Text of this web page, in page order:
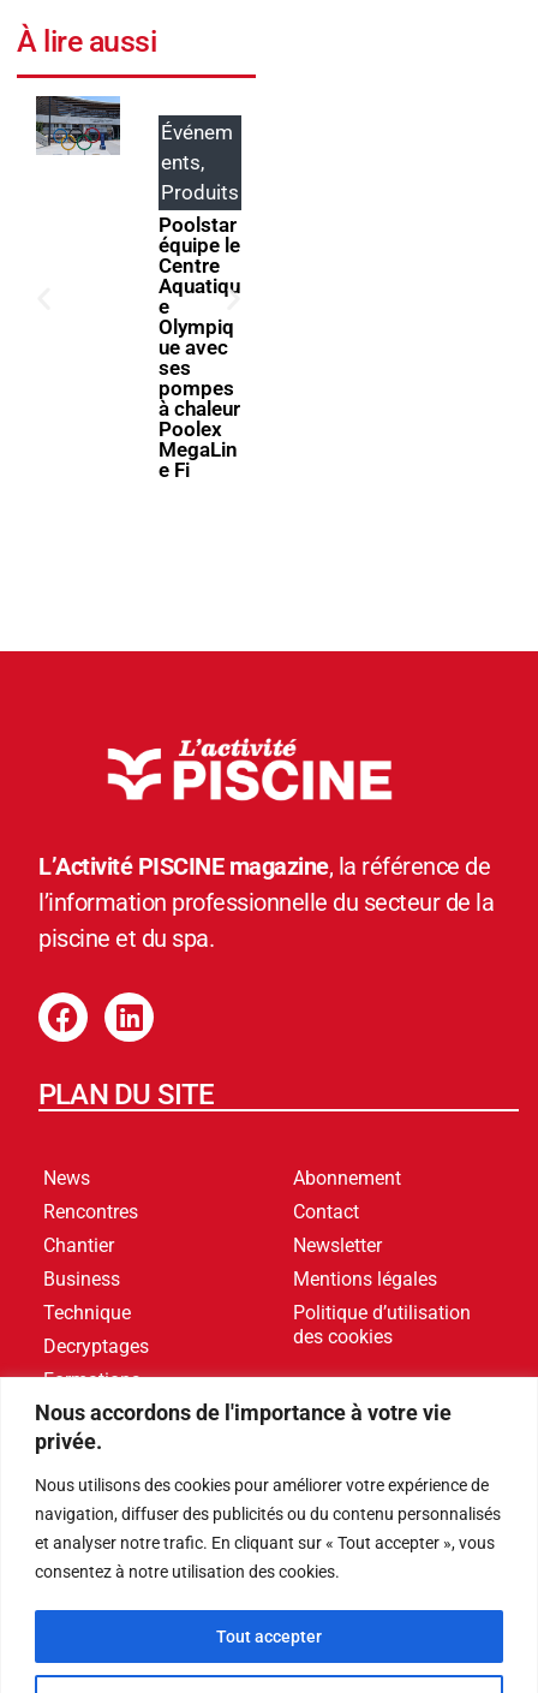
Nous accordons de l'importance à votre vie
privée.
Nous utilisons des cookies pour améliorer votre expérience de
navigation, diffuser des publicités ou du contenu personnalisés
et analyser notre trafic. En cliquant sur « Tout accepter », vous
consentez à notre utilisation des cookies.
Tout accepter
À lire aussi
Événem
ents,
Produits
Poolstar
équipe le
Centre
Aquatiqu
e
Olympiq
ue avec
ses
pompes
à chaleur
Poolex
MegaLin
e Fi
L’Activité PISCINE magazine, la référence de
l’information professionnelle du secteur de la
piscine et du spa.
PLAN DU SITE
News
Rencontres
Chantier
Business
Technique
Decryptages
Formations
Livres blancs
Abonnement
Contact
Newsletter
Mentions légales
Politique d’utilisation
des cookies
DERNIERS ARTICLES
Événements,Produits
ses pompes à chaleur Poolex MegaLine Fi
Produits